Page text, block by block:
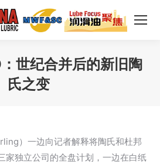
世纪合并后的新旧陶
氏之变
）一边向记者解释将陶氏和杜邦
家独立公司的全盘计划，一边在白纸